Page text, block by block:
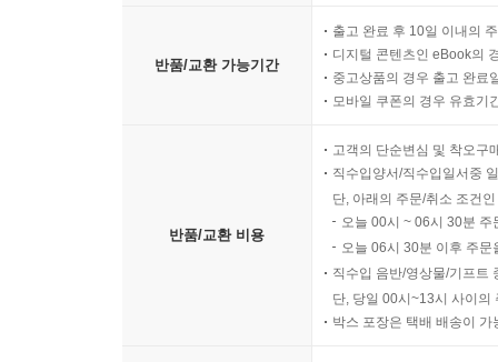
반품/교환 가능기간
출고 완료 후 10일 이내의
디지털 콘텐츠인 eBook의
중고상품의 경우 출고 완료
모바일 쿠폰의 경우 유효기
반품/교환 비용
고객의 단순변심 및 착오구
직수입양서/직수입일서중
단, 아래의 주문/취소 조건
오늘 00시 ~ 06시 30분
오늘 06시 30분 이후 주
직수입 음반/영상물/기프트
단, 당일 00시~13시 사이의
박스 포장은 택배 배송이